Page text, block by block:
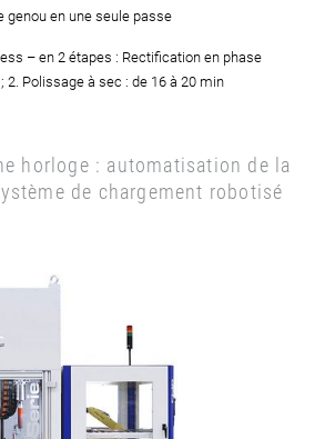
genou en une seule passe
– en 2 étapes : Rectification en phase
2. Polissage à sec : de 16 à 20 min
horloge : automatisation de la
de chargement robotisé